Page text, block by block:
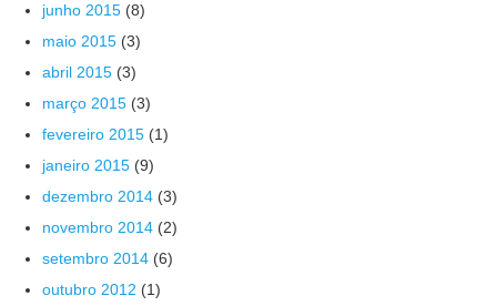
junho 2015 (8)
maio 2015 (3)
abril 2015 (3)
março 2015 (3)
fevereiro 2015 (1)
janeiro 2015 (9)
dezembro 2014 (3)
novembro 2014 (2)
setembro 2014 (6)
outubro 2012 (1)